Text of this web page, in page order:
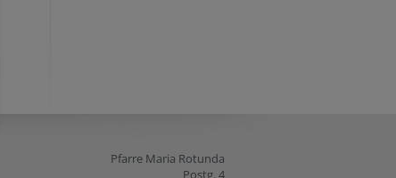
Pfarre Maria Rotunda
Postg. 4